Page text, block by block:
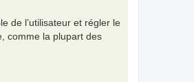
de l’utilisateur et régler le
comme la plupart des